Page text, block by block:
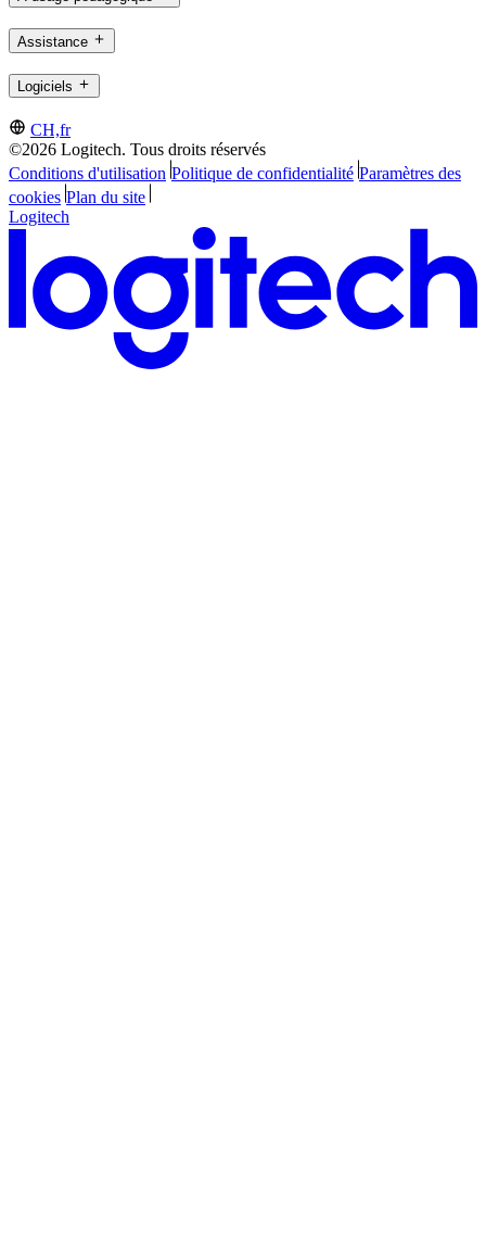
Assistance
Logiciels
CH,fr
©2026 Logitech. Tous droits réservés
Conditions d'utilisation Politique de confidentialité Paramètres des
cookies Plan du site
Logitech